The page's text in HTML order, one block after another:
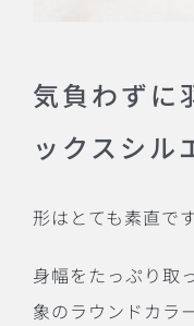
気負わずに
ックスシル
形はとても素直です
身幅をたっぷり取
象のラウンドカラー